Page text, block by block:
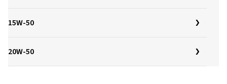
15W-50
20W-50